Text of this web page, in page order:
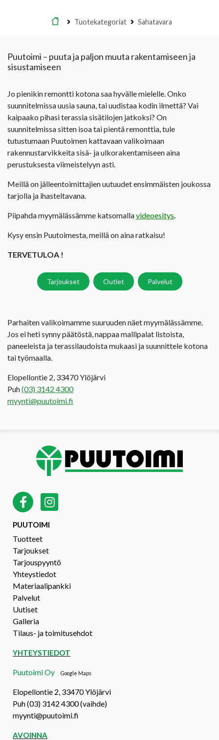
Etusivu
Tuotekategoriat Sahatavara
Puutoimi – puuta ja paljon muuta rakentamiseen ja
sisustamiseen
Jo pienikin remontti kotona saa hyvälle mielelle. Onko
suunnitelmissa uusia sauna, tai uudistaa kodin ilmettä? Vai
kaipaako pihasi terassia sisätilojen jatkoksi? On
suunnitelmissa sitten isoa tai pientä remonttia, tule
tutustumaan Puutoimen kattavaan valikoimaan
rakennustarvikkeita sisä- ja ulkorakentamiseen aina
perustuksesta viimeistelyyn asti.
Meillä on jälleentoimittajien uutuudet ensimmäisten joukossa
tarjolla ja ihasteltavana.
Piipahda myymälässämme katsomallavideoesitys.
Kysy ensin Puutoimesta, meillä on aina ratkaisu!
TERVETULOA !
Tarjoukset Outlet Palvelut
Parhaiten valikoimamme suuruuden näet myymälässämme.
Jos ei heti synny päätöstä, nappaa mallipalat listoista,
paneeleista ja terassilaudoista mukaasi ja suunnittele kotona
tai työmaalla.
Elopellontie 2, 33470 Ylöjärvi
Puh(03) 3142 4300
myynti@puutoimi.fi
PUUTOIMI
Tuotteet
Tarjoukset
Tarjouspyyntö
Yhteystiedot
Materiaalipankki
Palvelut
Uutiset
Galleria
Tilaus- ja toimitusehdot
YHTEYSTIEDOT
Puutoimi OyGoogle Maps
Elopellontie 2, 33470 Ylöjärvi
Puh (03) 3142 4300 (vaihde)
myynti@puutoimi.fi
AVOINNA